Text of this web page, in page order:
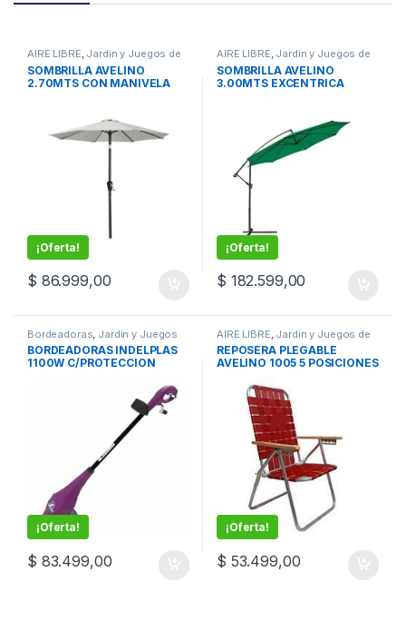
AIRE LIBRE, Jardin y Juegos de
niños,Sombrillas y Gazebos
SOMBRILLA AVELINO
2.70MTS CON MANIVELA
¡Oferta!
$ 86.999,00
AIRE LIBRE, Jardin y Juegos de
niños,Sombrillas y Gazebos
SOMBRILLA AVELINO
3.00MTS EXCENTRICA
¡Oferta!
$ 182.599,00
Bordeadoras Jardin y Juegos
de niños
BORDEADORAS INDELPLAS
1100W C/PROTECCION
¡Oferta!
$ 83.499,00
AIRE LIBRE Jardin y Juegos de
niños,MI CASA, Reposeras y
Linea plastica
REPOSERA PLEGABLE
AVELINO 1005 5 POSICIONES
¡Oferta!
$ 53.499,00